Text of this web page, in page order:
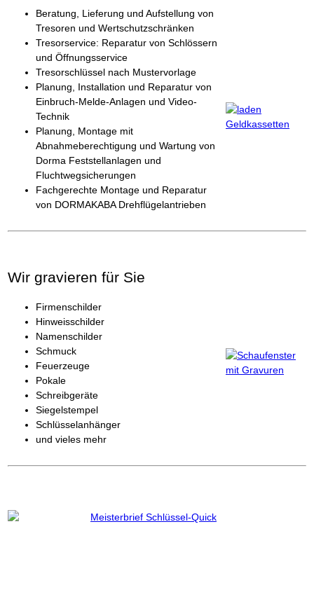
Beratung, Lieferung und Aufstellung von
Tresoren und Wertschutzschränken
Tresorservice: Reparatur von Schlössern
und Öffnungsservice
Tresorschlüssel nach Mustervorlage
Planung, Installation und Reparatur von
Einbruch-Melde-Anlagen und Video-
Technik
Planung, Montage mit
Abnahmeberechtigung und Wartung von
Dorma Feststellanlagen und
Fluchtwegsicherungen
Fachgerechte Montage und Reparatur
von DORMAKABA Drehflügelantrieben
Wir gravieren für Sie
Firmenschilder
Hinweisschilder
Namenschilder
Schmuck
Feuerzeuge
Pokale
Schreibgeräte
Siegelstempel
Schlüsselanhänger
und vieles mehr